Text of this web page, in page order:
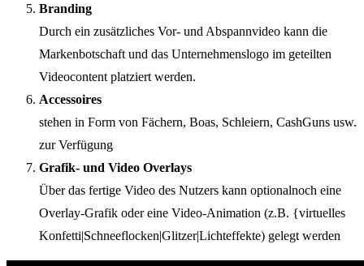
Branding
Durch ein zusätzliches Vor- und Abspannvideo kann die
Markenbotschaft und das Unternehmenslogo im geteilten
Videocontent platziert werden.
Accessoires
stehen in Form von Fächern, Boas, Schleiern, CashGuns usw.
zur Verfügung
Grafik- und Video Overlays
Über das fertige Video des Nutzers kann optionalnoch eine
Overlay-Grafik oder eine Video-Animation (z.B. {virtuelles
Konfetti|Schneeflocken|Glitzer|Lichteffekte) gelegt werden